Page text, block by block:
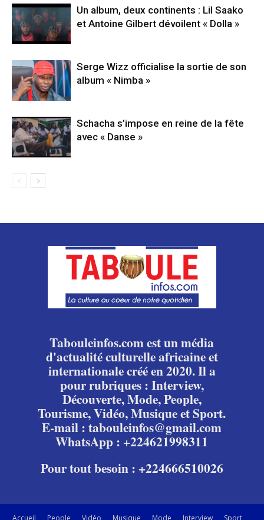
Un album, deux continents : Lil Saako
et Antoine Gilbert dévoilent « Dolla »
Serge Wizz officialise la sortie de son
album « Nimba »
Schacha s’impose en reine de la fête
avec « Danse »
Tabouleinfos.com est un média
d'actualité culturelle africaine et
internationale créé en 2020. Il a
pour rubriques : Interview,
Découverte, Mode, People,
Tourisme, Vidéo, Musique et Sport.
E-mail : tabouleinfos@gmail.com
WhatsApp : +224621998311
Pour tout besoin : +224666510026
Accueil People Vidéo Musique Mode Interview Sport